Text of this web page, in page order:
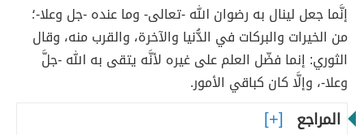
إنَّما جعل لينال به رضوان الله -تعالى- وما عنده -جل وعلا-؛
من الخيرات والبركات في الدُّنيا والآخرة، والقرب منه، وقال
الثوري: إنما فضّل العلم على غيره لأنَّه يتقى به الله -جلَّ
وعلا-، وإلَّا كان كباقي الأمور.
المراجع